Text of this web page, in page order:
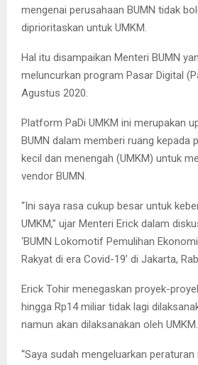
mengenai perusahaan BUMN tidak
diprioritaskan untuk UMKM.
Hal itu disampaikan Menteri BUMN
meluncurkan program Pasar Digital
Agustus 2020.
Platform PaDi UMKM ini merupakan
BUMN dalam memberi ruang kepada
kecil dan menengah (UMKM) untuk
vendor BUMN.
“Ini saya rasa cukup besar untuk
UMKM,” ujar Menteri Erick dalam
‘BUMN Lokomotif Pemulihan
Rakyat di era Covid-19’ di Jakarta,
Erick Tohir menegaskan proyek-
hingga Rp14 miliar tidak lagi
namun akan dilaksanakan oleh UMKM.
“Saya sudah mengeluarkan